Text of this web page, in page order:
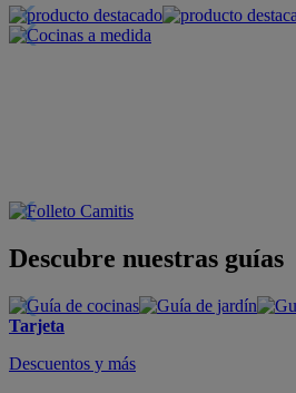
Descubre nuestras guías
Tarjeta
Descuentos y más